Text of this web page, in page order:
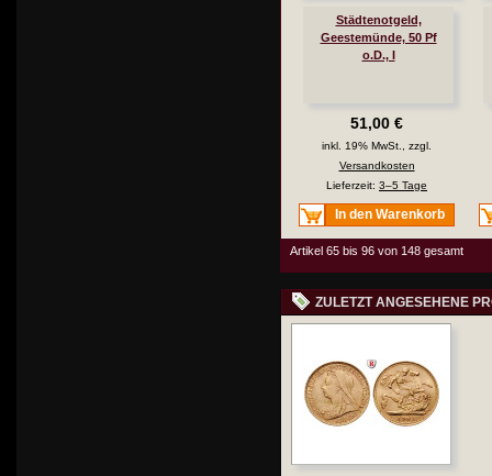
Städtenotgeld,
Geestemünde, 50 Pf
o.D., I
51,00 €
inkl. 19% MwSt., zzgl.
Versandkosten
Lieferzeit: 3–5 Tage
In den Warenkorb
Artikel 65 bis 96 von 148 gesamt
ZULETZT ANGESEHENE